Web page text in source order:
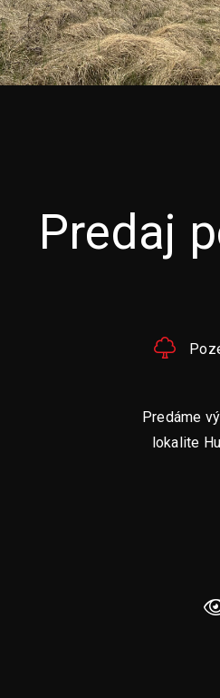
Predaj
Predáme
lokalite